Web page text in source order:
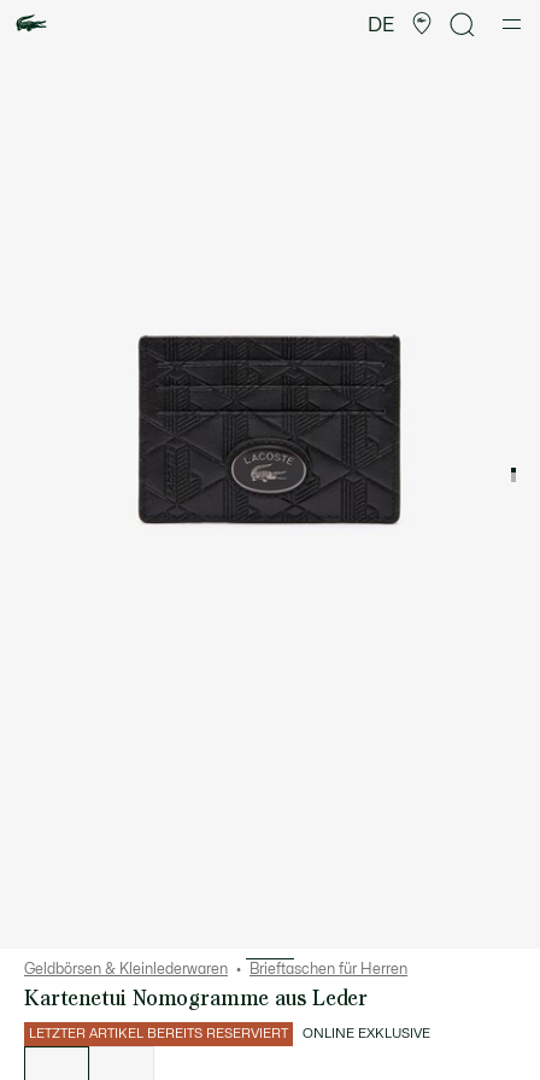
DE
Geldbörsen & Kleinlederwaren Brieftaschen für Herren
Kartenetui Nomogramme aus Leder
LETZTER ARTIKEL BEREITS RESERVIERT ONLINE EXKLUSIVE